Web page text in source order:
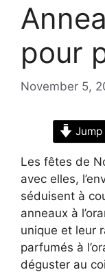
pour
November 5,
Jump
Les fêtes de
avec elles,
séduisent à
anneaux à
unique et leur
parfumés à
déguster au